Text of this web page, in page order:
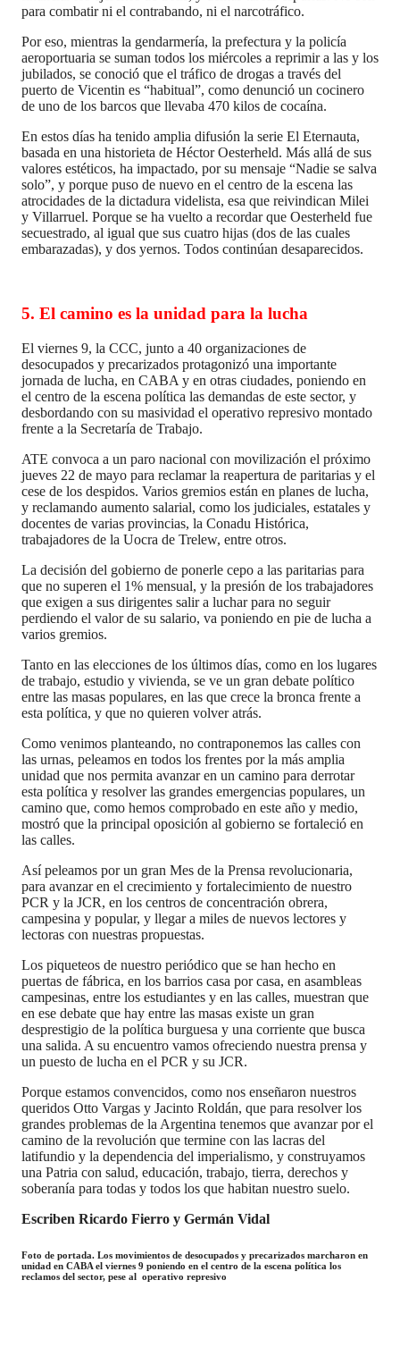
para combatir ni el contrabando, ni el narcotráfico.
Por eso, mientras la gendarmería, la prefectura y la policía
aeroportuaria se suman todos los miércoles a reprimir a las y los
jubilados, se conoció que el tráfico de drogas a través del
puerto de Vicentin es “habitual”, como denunció un cocinero
de uno de los barcos que llevaba 470 kilos de cocaína.
En estos días ha tenido amplia difusión la serie El Eternauta,
basada en una historieta de Héctor Oesterheld. Más allá de sus
valores estéticos, ha impactado, por su mensaje “Nadie se salva
solo”, y porque puso de nuevo en el centro de la escena las
atrocidades de la dictadura videlista, esa que reivindican Milei
y Villarruel. Porque se ha vuelto a recordar que Oesterheld fue
secuestrado, al igual que sus cuatro hijas (dos de las cuales
embarazadas), y dos yernos. Todos continúan desaparecidos.
5. El camino es la unidad para la lucha
El viernes 9, la CCC, junto a 40 organizaciones de
desocupados y precarizados protagonizó una importante
jornada de lucha, en CABA y en otras ciudades, poniendo en
el centro de la escena política las demandas de este sector, y
desbordando con su masividad el operativo represivo montado
frente a la Secretaría de Trabajo.
ATE convoca a un paro nacional con movilización el próximo
jueves 22 de mayo para reclamar la reapertura de paritarias y el
cese de los despidos. Varios gremios están en planes de lucha,
y reclamando aumento salarial, como los judiciales, estatales y
docentes de varias provincias, la Conadu Histórica,
trabajadores de la Uocra de Trelew, entre otros.
La decisión del gobierno de ponerle cepo a las paritarias para
que no superen el 1% mensual, y la presión de los trabajadores
que exigen a sus dirigentes salir a luchar para no seguir
perdiendo el valor de su salario, va poniendo en pie de lucha a
varios gremios.
Tanto en las elecciones de los últimos días, como en los lugares
de trabajo, estudio y vivienda, se ve un gran debate político
entre las masas populares, en las que crece la bronca frente a
esta política, y que no quieren volver atrás.
Como venimos planteando, no contraponemos las calles con
las urnas, peleamos en todos los frentes por la más amplia
unidad que nos permita avanzar en un camino para derrotar
esta política y resolver las grandes emergencias populares, un
camino que, como hemos comprobado en este año y medio,
mostró que la principal oposición al gobierno se fortaleció en
las calles.
Así peleamos por un gran Mes de la Prensa revolucionaria,
para avanzar en el crecimiento y fortalecimiento de nuestro
PCR y la JCR, en los centros de concentración obrera,
campesina y popular, y llegar a miles de nuevos lectores y
lectoras con nuestras propuestas.
Los piqueteos de nuestro periódico que se han hecho en
puertas de fábrica, en los barrios casa por casa, en asambleas
campesinas, entre los estudiantes y en las calles, muestran que
en ese debate que hay entre las masas existe un gran
desprestigio de la política burguesa y una corriente que busca
una salida. A su encuentro vamos ofreciendo nuestra prensa y
un puesto de lucha en el PCR y su JCR.
Porque estamos convencidos, como nos enseñaron nuestros
queridos Otto Vargas y Jacinto Roldán, que para resolver los
grandes problemas de la Argentina tenemos que avanzar por el
camino de la revolución que termine con las lacras del
latifundio y la dependencia del imperialismo, y construyamos
una Patria con salud, educación, trabajo, tierra, derechos y
soberanía para todas y todos los que habitan nuestro suelo.
Escriben Ricardo Fierro y Germán Vidal
Foto de portada. Los movimientos de desocupados y precarizados marcharon en
unidad en CABA el viernes 9 poniendo en el centro de la escena política los
reclamos del sector, pese al operativo represivo